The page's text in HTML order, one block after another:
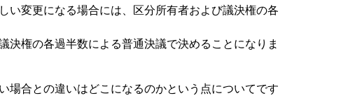
い変更になる場合には、区分所有者および議決権の各
権の各過半数による普通決議で決めることになりま
場合との違いはどこになるのかという点についてです